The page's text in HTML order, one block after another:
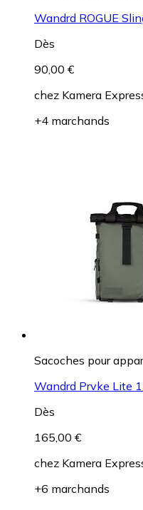
Wandrd ROGUE
Dès
90,00 €
chez Kamera
+4 marchands
Sacoches pour
Wandrd Prvke Lite
Dès
165,00 €
chez Kamera
+6 marchands